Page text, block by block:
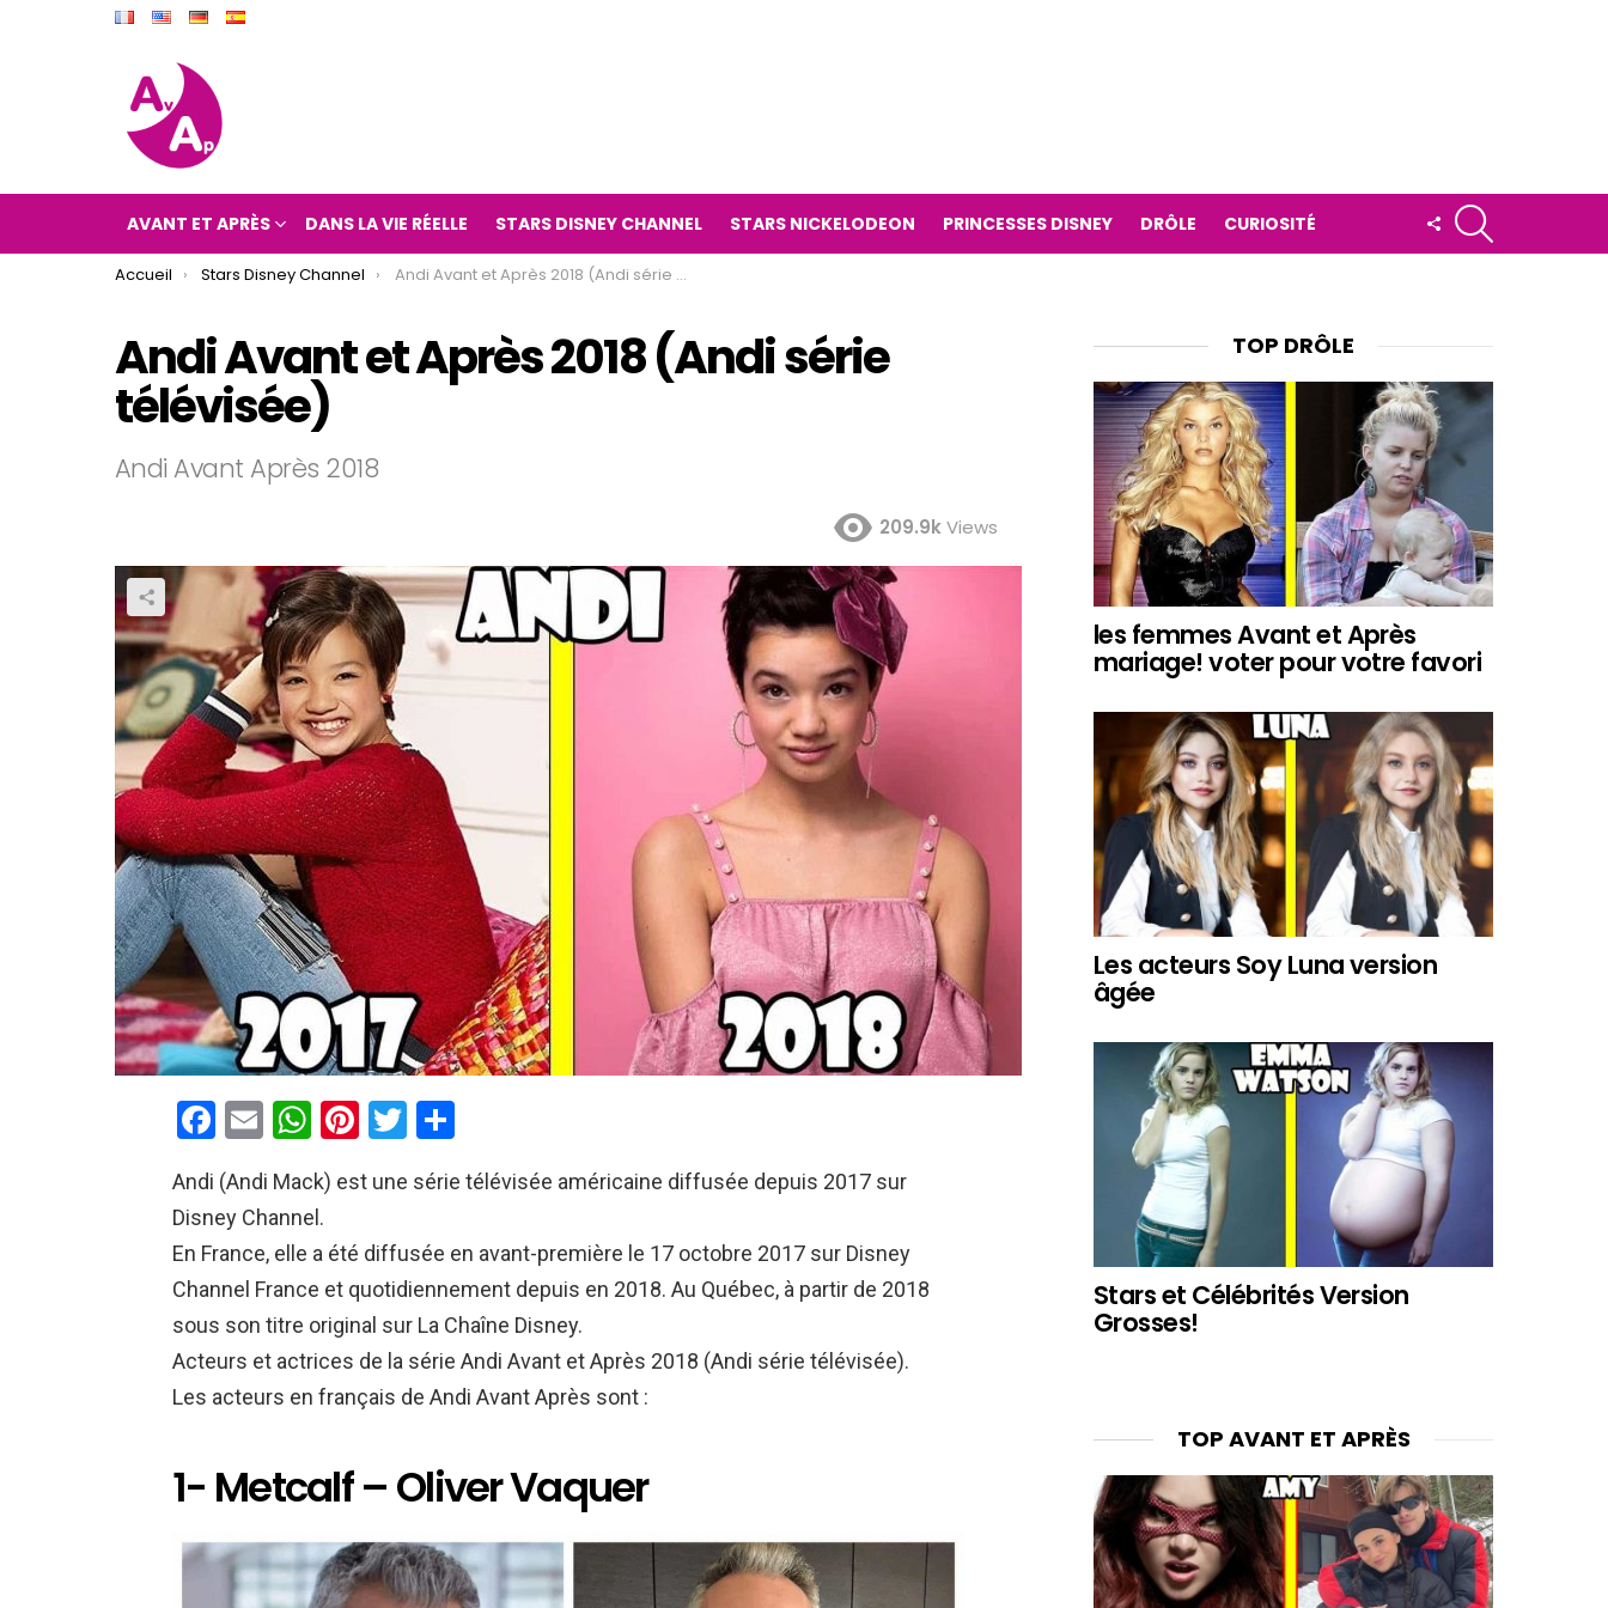
AVANT ET APRÈS DANS LA VIE RÉELLE STARS DISNEY CHANNEL STARS NICKELODEON PRINCESSES DISNEY DRÔLE CURIOSITÉ
FOLLOW
US
You are here:
Accueil Stars Disney Channel Andi Avant et Après 2018 (Andi série télévisée)
Andi Avant et Après 2018 (Andi série
télévisée)
Andi Avant Après 2018
209.9kViews
F
ce
b
o
o
k
E
ail
W
at
s
A
p
p
Pi
er
es
t
T
tt
er
ta
er
Andi (Andi Mack) est une série télévisée américaine diffusée depuis 2017 sur
Disney Channel.
En France, elle a été diffusée en avant-première le 17 octobre 2017 sur Disney
Channel France et quotidiennement depuis en 2018. Au Québec, à partir de 2018
sous son titre original sur La Chaîne Disney.
Acteurs et actrices de la série Andi Avant et Après 2018 (Andi série télévisée).
Les acteurs en français de Andi Avant Après sont :
1- Metcalf – Oliver Vaquer
TOP DRÔLE
les femmes Avant et Après
mariage! voter pour votre favori
Les acteurs Soy Luna version
âgée
Stars et Célébrités Version
Grosses!
TOP AVANT ET APRÈS